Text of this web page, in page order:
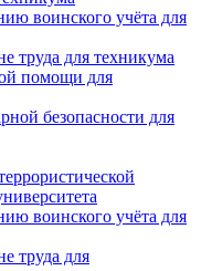
воинского учёта для
труда для техникума
помощи для
безопасности для
воинского учёта для
труда для